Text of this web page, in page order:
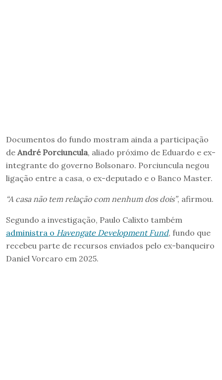
Documentos do fundo mostram ainda a participação
de André Porciuncula, aliado próximo de Eduardo e ex-
integrante do governo Bolsonaro. Porciuncula negou
ligação entre a casa, o ex-deputado e o Banco Master.
“A casa não tem relação com nenhum dos dois”, afirmou.
Segundo a investigação, Paulo Calixto também
administra o Havengate Development Fund, fundo que
recebeu parte de recursos enviados pelo ex-banqueiro
Daniel Vorcaro em 2025.